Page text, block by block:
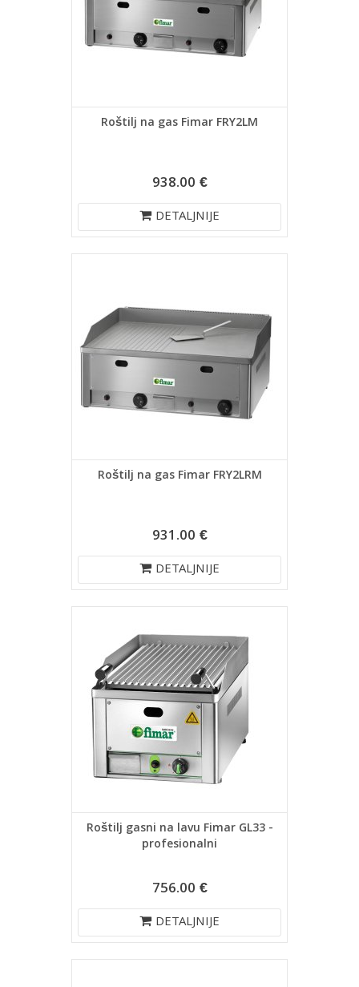
Roštilj na gas Fimar FRY2LM
938.00 €
DETALJNIJE
Roštilj na gas Fimar FRY2LRM
931.00 €
DETALJNIJE
Roštilj gasni na lavu Fimar GL33 -
profesionalni
756.00 €
DETALJNIJE